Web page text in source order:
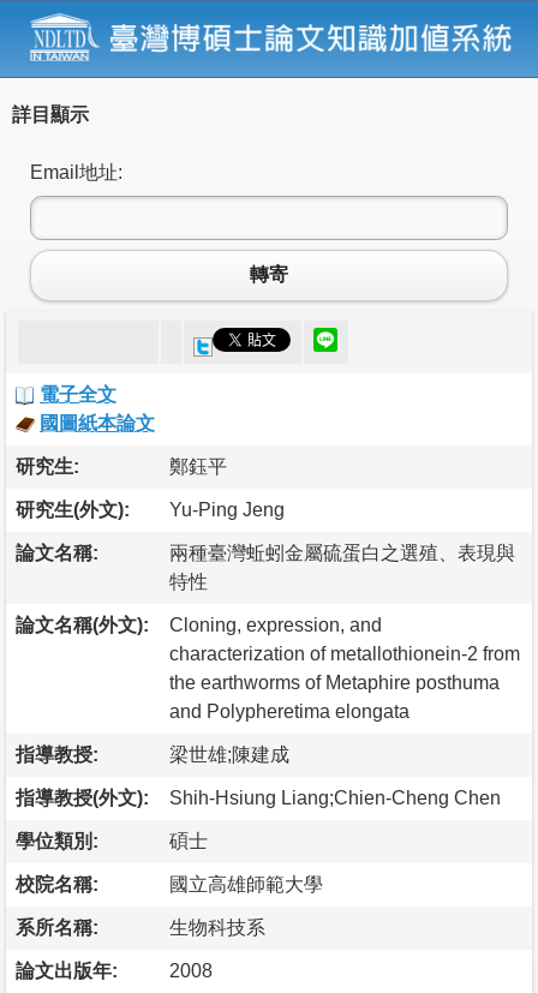
詳目顯示
Email地址:
轉寄
電子全文
國圖紙本論文
研究生: 鄭鈺平
研究生(外文): Yu-Ping Jeng
論文名稱:
兩種臺灣蚯蚓金屬硫蛋白之選殖、表現與
特性
論文名稱(外文):
Cloning, expression, and
characterization of metallothionein-2 from
the earthworms of Metaphire posthuma
and Polypheretima elongata
指導教授: 梁世雄;陳建成
指導教授(外文): Shih-Hsiung Liang;Chien-Cheng Chen
學位類別: 碩士
校院名稱: 國立高雄師範大學
系所名稱: 生物科技系
論文出版年: 2008